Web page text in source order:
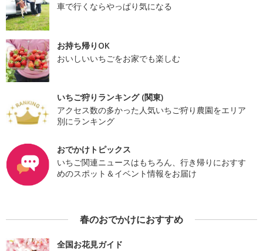
車で行くならやっぱり気になる
お持ち帰りOK
おいしいいちごをお家でも楽しむ
いちご狩りランキング (関東)
アクセス数の多かった人気いちご狩り農園をエリア
別にランキング
おでかけトピックス
いちご関連ニュースはもちろん、行き帰りにおすす
めのスポット＆イベント情報をお届け
春のおでかけにおすすめ
全国お花見ガイド